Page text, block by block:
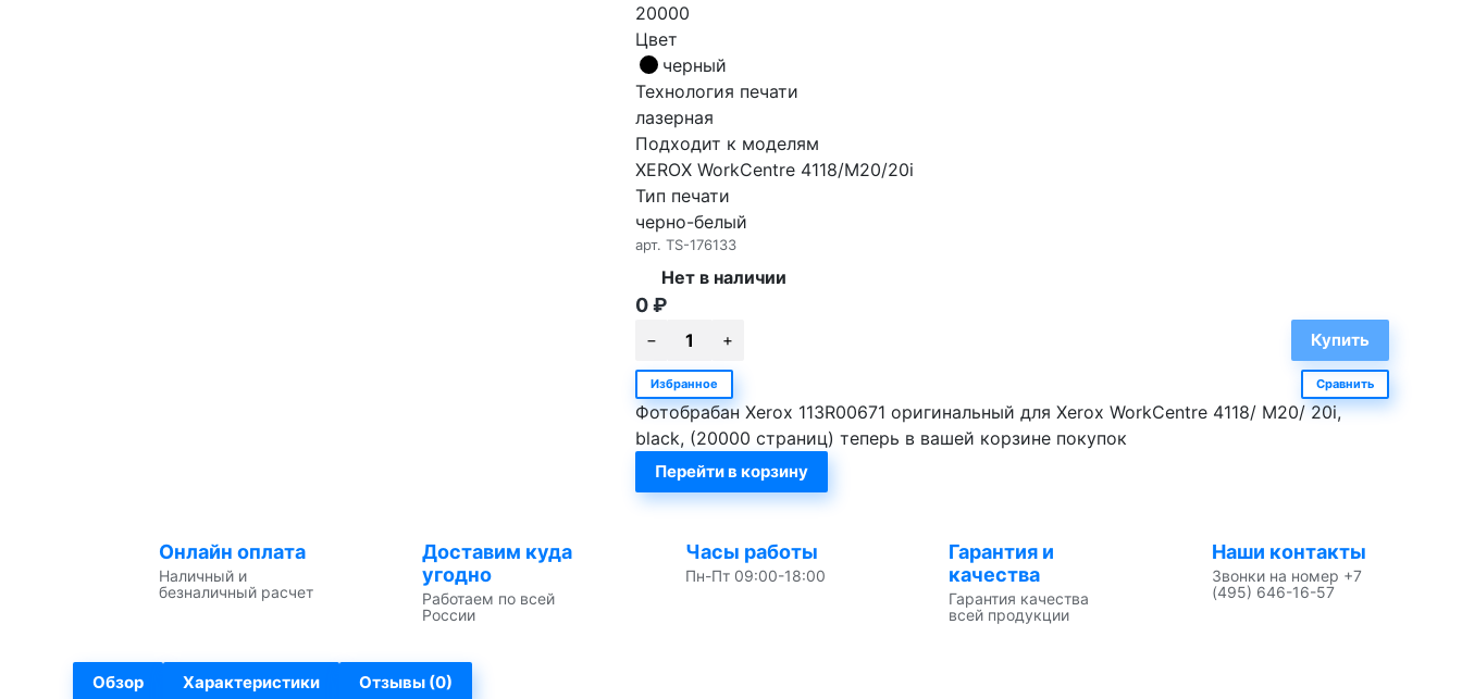
20000
Цвет
черный
Технология печати
лазерная
Подходит к моделям
XEROX WorkCentre 4118/M20/20i
Тип печати
черно-белый
арт. TS-176133
Нет в наличии
0₽
Избранное Сравнить
Фотобрабан Xerox 113R00671 оригинальный для Xerox WorkCentre 4118/ M20/ 20i,
black, (20000 страниц) теперь в вашей корзине покупок
Перейти в корзину
Онлайн оплата
Наличный и
безналичный расчет
Доставим куда
угодно
Работаем по всей
России
Часы работы
Пн-Пт 09:00-18:00
Гарантия и
качества
Гарантия качества
всей продукции
Наши контакты
Звонки на номер +7
(495) 646-16-57
Обзор Характеристики Отзывы (0)